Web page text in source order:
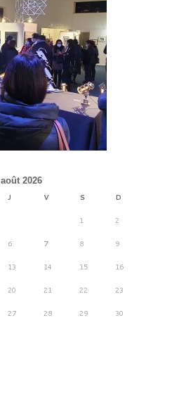
août 2026
J V S D
1 2
6 7 8 9
13 14 15 16
20 21 22 23
27 28 29 30